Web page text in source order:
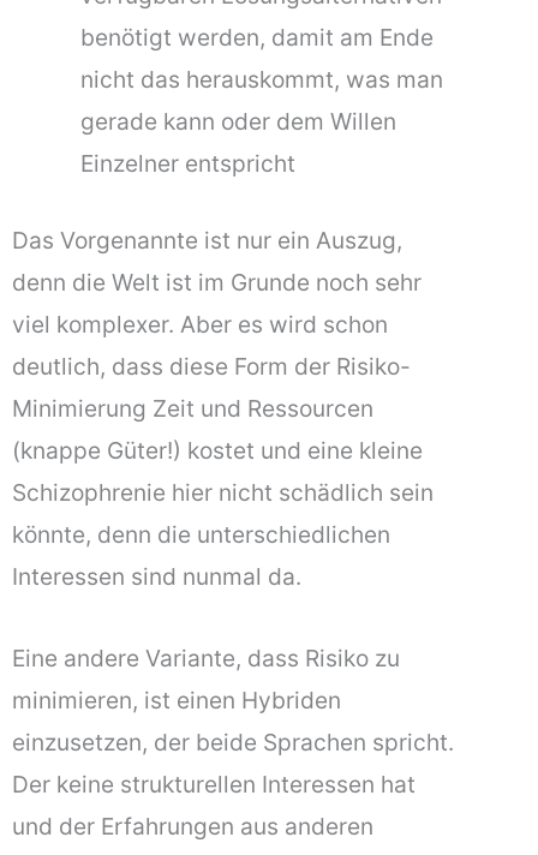
benötigt werden, damit am Ende
nicht das herauskommt, was man
gerade kann oder dem Willen
Einzelner entspricht
Das Vorgenannte ist nur ein Auszug,
denn die Welt ist im Grunde noch sehr
viel komplexer. Aber es wird schon
deutlich, dass diese Form der Risiko-
Minimierung Zeit und Ressourcen
(knappe Güter!) kostet und eine kleine
Schizophrenie hier nicht schädlich sein
könnte, denn die unterschiedlichen
Interessen sind nunmal da.
Eine andere Variante, dass Risiko zu
minimieren, ist einen Hybriden
einzusetzen, der beide Sprachen spricht.
Der keine strukturellen Interessen hat
und der Erfahrungen aus anderen